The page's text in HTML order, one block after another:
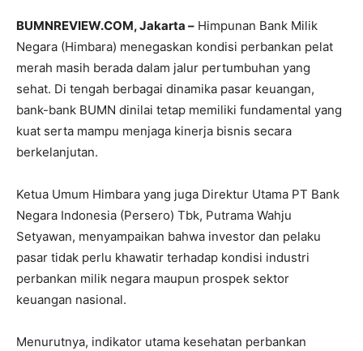
BUMNREVIEW.COM, Jakarta – Himpunan Bank Milik
Negara (Himbara) menegaskan kondisi perbankan pelat
merah masih berada dalam jalur pertumbuhan yang
sehat. Di tengah berbagai dinamika pasar keuangan,
bank-bank BUMN dinilai tetap memiliki fundamental yang
kuat serta mampu menjaga kinerja bisnis secara
berkelanjutan.
Ketua Umum Himbara yang juga Direktur Utama PT Bank
Negara Indonesia (Persero) Tbk, Putrama Wahju
Setyawan, menyampaikan bahwa investor dan pelaku
pasar tidak perlu khawatir terhadap kondisi industri
perbankan milik negara maupun prospek sektor
keuangan nasional.
Menurutnya, indikator utama kesehatan perbankan